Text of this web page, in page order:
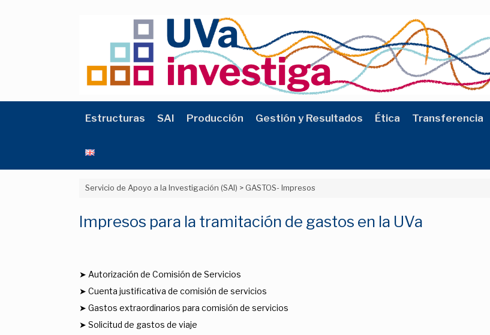
Estructuras SAI Producción Gestión y Resultados Ética Transferencia
Servicio de Apoyo a la Investigación (SAI) > GASTOS- Impresos
Impresos para la tramitación de gastos en la UVa
➤ Autorización de Comisión de Servicios
➤ Cuenta justificativa de comisión de servicios
➤ Gastos extraordinarios para comisión de servicios
➤ Solicitud de gastos de viaje